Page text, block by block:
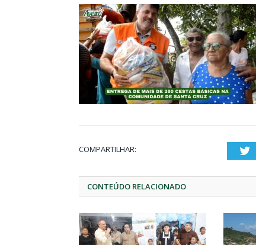
COMPARTILHAR:
CONTEÚDO RELACIONADO